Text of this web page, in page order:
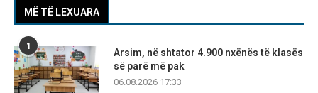
MË TË LEXUARA
1
Arsim, në shtator 4.900 nxënës të klasës
së parë më pak
06.08.2026 17:33